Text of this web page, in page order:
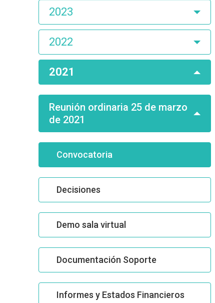
2023
2022
2021
Reunión ordinaria 25 de marzo
de 2021
Convocatoria
Decisiones
Demo sala virtual
Documentación Soporte
Informes y Estados Financieros